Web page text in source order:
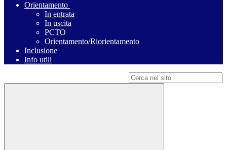
Orientamento
In entrata
In uscita
PCTO
Orientamento/Riorientamento
Inclusione
Info utili